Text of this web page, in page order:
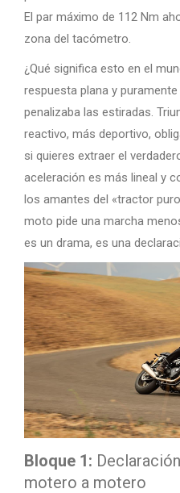
El par máximo de 112 Nm
zona del tacómetro.
¿Qué significa esto en el
respuesta plana y
penalizaba las estiradas.
reactivo, más deportivo,
si quieres extraer el
aceleración es más lineal y
los amantes del «tractor
moto pide una marcha
es un drama, es una
Bloque 1:
motero a motero